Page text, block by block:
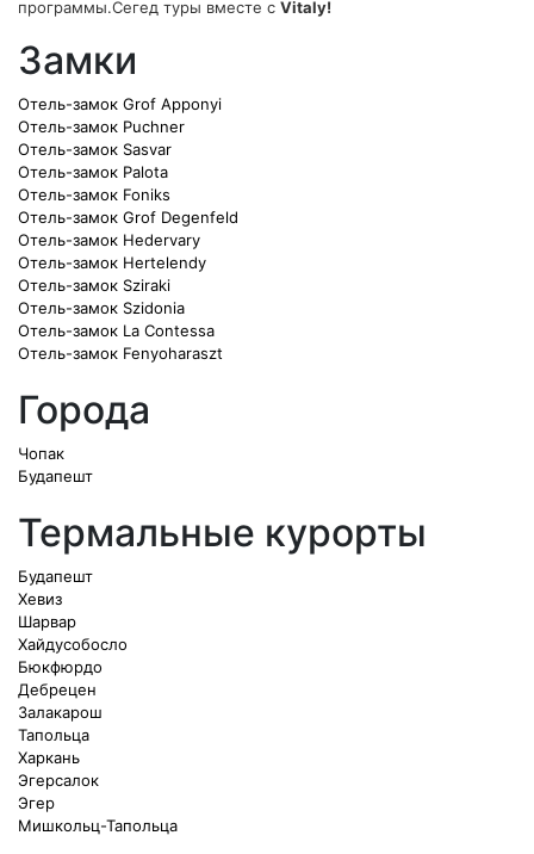
Замки
Отель-замок Grof Apponyi
Отель-замок Puchner
Отель-замок Sasvar
Отель-замок Palota
Отель-замок Foniks
Отель-замок Grof Degenfeld
Отель-замок Hedervary
Отель-замок Hertelendy
Отель-замок Sziraki
Отель-замок Szidonia
Отель-замок La Contessa
Отель-замок Fenyoharaszt
Города
Чопак
Будапешт
Термальные курорты
Будапешт
Хевиз
Шарвар
Хайдусобосло
Бюкфюрдо
Дебрецен
Залакарош
Тапольца
Харкань
Эгерсалок
Эгер
Мишкольц-Тапольца
программы.Сегед туры вместе с Vitaly!